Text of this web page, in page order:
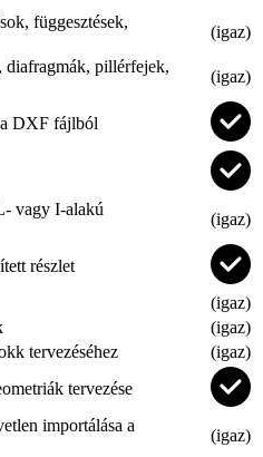
függesztések,
(igaz)
diafragmák, pillérfejek,
(igaz)
DXF fájlból
vagy I-alakú
(igaz)
részlet
(igaz)
(igaz)
tervezéséhez
(igaz)
tervezése
importálása a
(igaz)